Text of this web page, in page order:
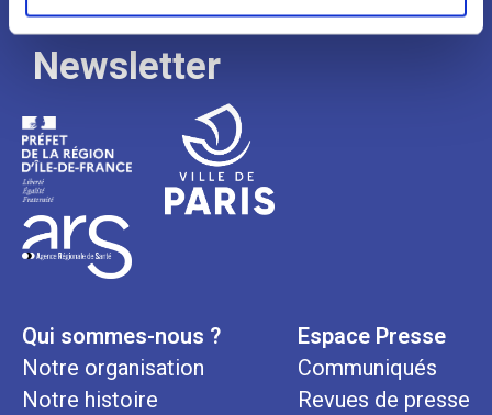
Newsletter
Qui sommes-nous ?
Notre organisation
Notre histoire
Espace Presse
Communiqués
Revues de presse